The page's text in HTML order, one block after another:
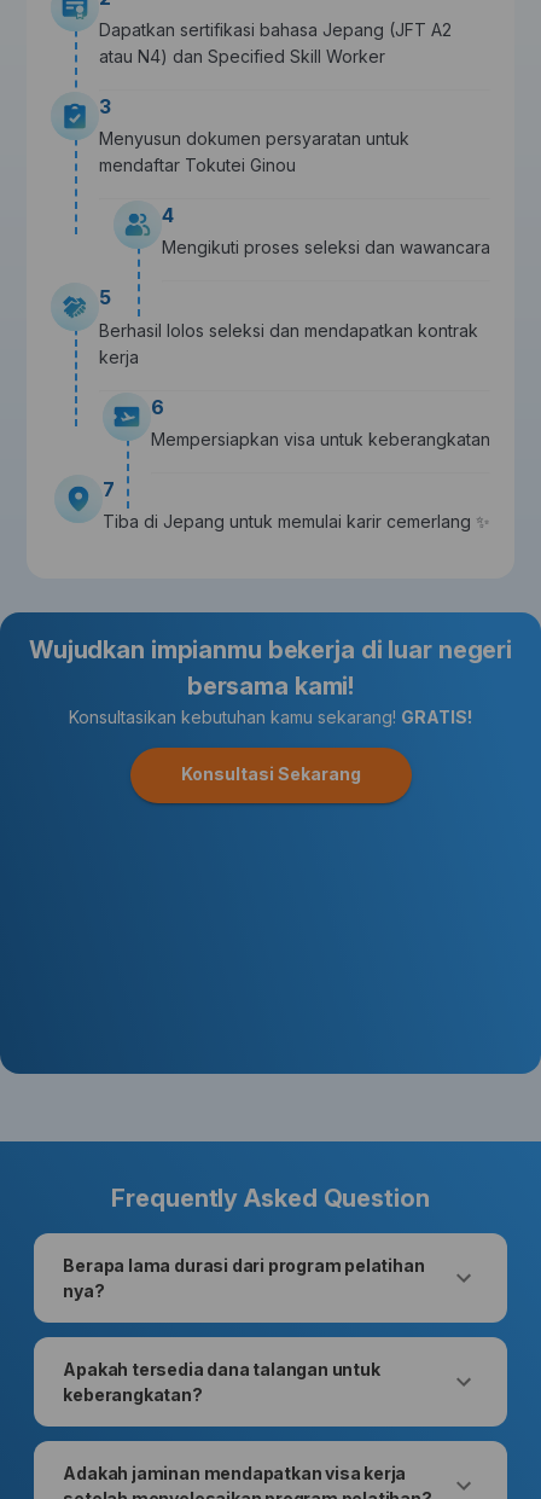
Dapatkan sertifikasi bahasa Jepang (JFT A2
atau N4) dan Specified Skill Worker
3
Menyusun dokumen persyaratan untuk
mendaftar Tokutei Ginou
4
Mengikuti proses seleksi dan wawancara
5
Berhasil lolos seleksi dan mendapatkan kontrak
kerja
6
Mempersiapkan visa untuk keberangkatan
7
Tiba di Jepang untuk memulai karir cemerlang ✨
Wujudkan impianmu bekerja di luar negeri
bersama kami!
Konsultasikan kebutuhan kamu sekarang! GRATIS!
Konsultasi Sekarang
Frequently Asked Question
Berapa lama durasi dari program pelatihan
nya?
Apakah tersedia dana talangan untuk
keberangkatan?
Adakah jaminan mendapatkan visa kerja